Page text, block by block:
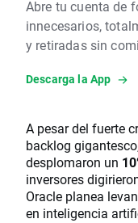
Abre tu cuenta de
innecesarios,
y retiradas sin
Descarga la App
A pesar del fuerte
backlog
desplomaron un
inversores
Oracle planea
en inteligencia